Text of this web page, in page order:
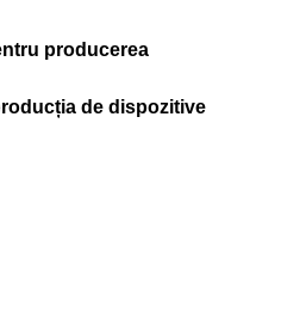
producerea
de dispozitive